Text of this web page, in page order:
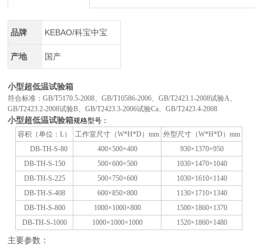
品牌 KEBAO/科宝中宝
产地 国产
小型超低温试验箱
符合标准：GB/T5170.5-2008、GB/T10586-2006、GB/T2423.1-2008试验A、
GB/T2423.2-2008试验B、GB/T2423.3-2006试验Ca、GB/T2423.4-2008
小型超低温试验箱规格型号：
容积（单位：L）
工作室尺寸（W*H*D）mm 外型尺寸（W*H*D）mm
DB-TH-S-80
400×500×400 930×1370×950
DB-TH-S-150
500×600×500 1030×1470×1040
DB-TH-S-225
500×750×600 1030×1610×1140
DB-TH-S-408
600×850×800 1130×1710×1340
DB-TH-S-800
1000×1000×800 1500×1860×1370
DB-TH-S-1000
1000×1000×1000 1520×1860×1480
主要参数：